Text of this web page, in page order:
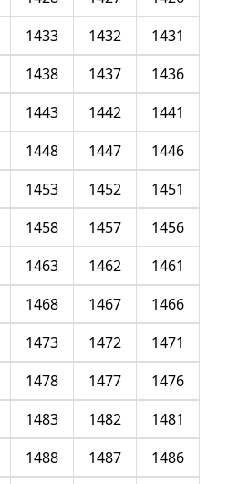
1431
1432
1433
1436
1437
1438
1441
1442
1443
1446
1447
1448
1451
1452
1453
1456
1457
1458
1461
1462
1463
1466
1467
1468
1471
1472
1473
1476
1477
1478
1481
1482
1483
1486
1487
1488